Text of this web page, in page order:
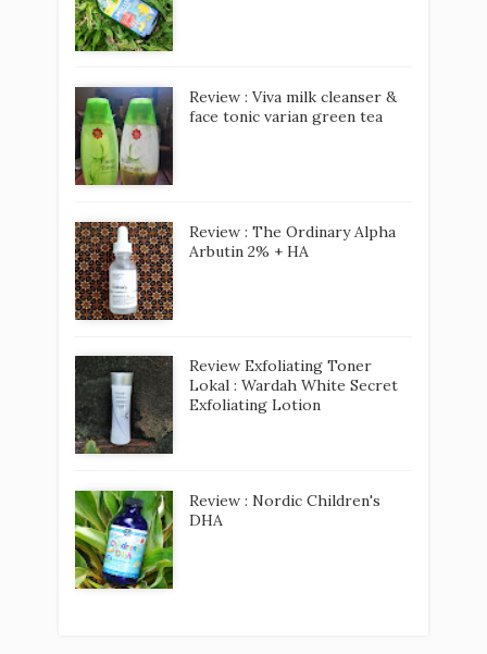
Review : Viva milk cleanser &
face tonic varian green tea
Review : The Ordinary Alpha
Arbutin 2% + HA
Review Exfoliating Toner
Lokal : Wardah White Secret
Exfoliating Lotion
Review : Nordic Children's
DHA